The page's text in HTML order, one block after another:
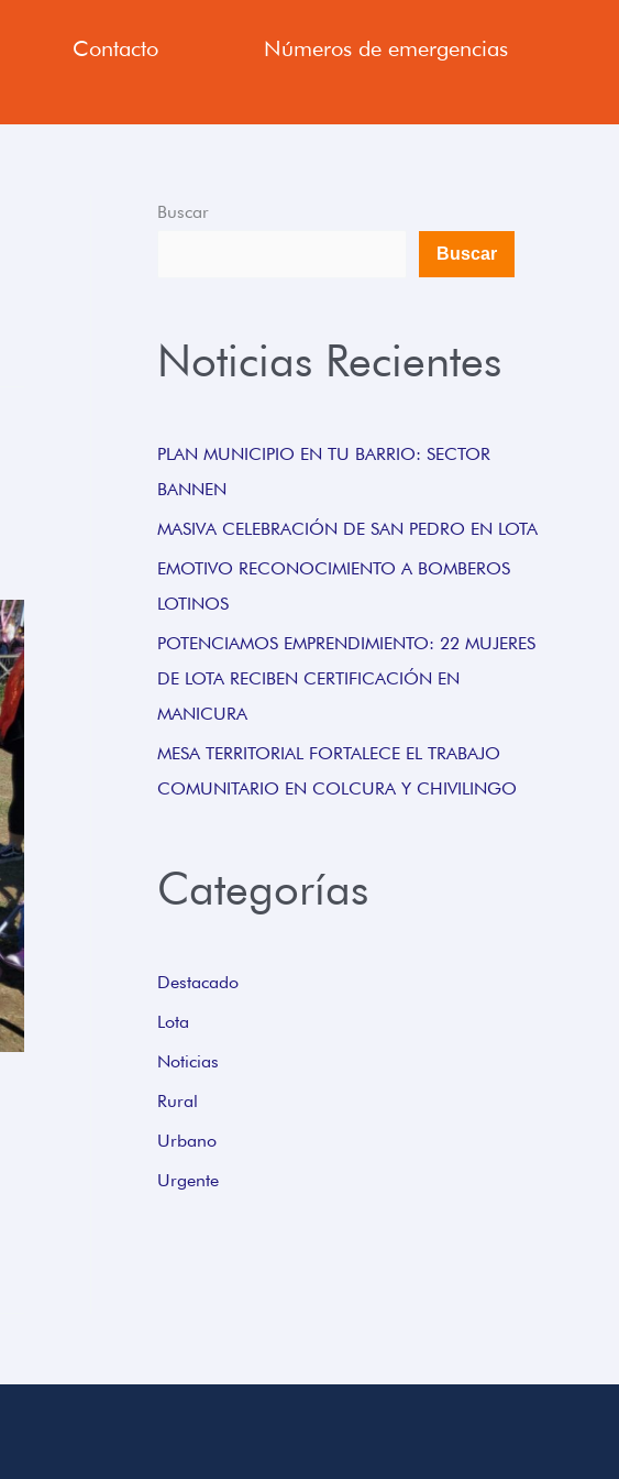
Contacto Números de emergencias
Buscar
Buscar
Noticias Recientes
PLAN MUNICIPIO EN TU BARRIO: SECTOR
BANNEN
MASIVA CELEBRACIÓN DE SAN PEDRO EN LOTA
EMOTIVO RECONOCIMIENTO A BOMBEROS
LOTINOS
POTENCIAMOS EMPRENDIMIENTO: 22 MUJERES
DE LOTA RECIBEN CERTIFICACIÓN EN
MANICURA
MESA TERRITORIAL FORTALECE EL TRABAJO
COMUNITARIO EN COLCURA Y CHIVILINGO
Categorías
Destacado
Lota
Noticias
Rural
Urbano
Urgente